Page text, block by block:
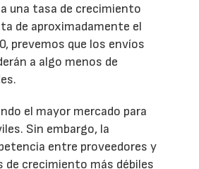
una tasa de crecimiento
de aproximadamente el
prevemos que los envíos
a algo menos de
el mayor mercado para
Sin embargo, la
entre proveedores y
de crecimiento más débiles